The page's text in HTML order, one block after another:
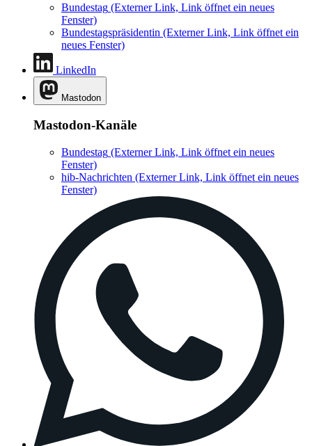
Bundestag (Externer Link, Link öffnet ein neues
Fenster)
Bundestagspräsidentin (Externer Link, Link öffnet ein
neues Fenster)
LinkedIn
Mastodon
Mastodon-Kanäle
Bundestag (Externer Link, Link öffnet ein neues
Fenster)
hib-Nachrichten (Externer Link, Link öffnet ein neues
Fenster)